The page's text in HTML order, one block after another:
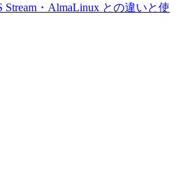
Stream・AlmaLinux との違いと使